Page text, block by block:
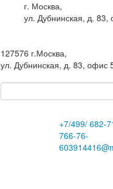
г. Москва,
ул. Дубнинская, д.
127576 г.Москва,
ул. Дубнинская, д. 83, офис
+7/499/ 682-
766-76-
60